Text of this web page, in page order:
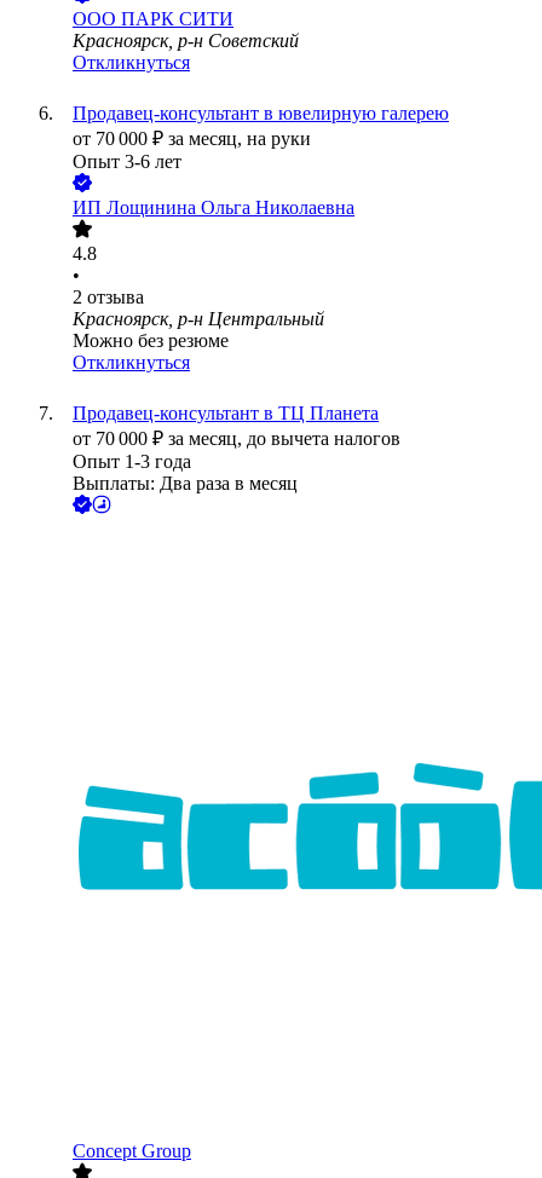
ООО ПАРК СИТИ
Красноярск, р-н Советский
Откликнуться
Продавец-консультант в ювелирную галерею
от 70 000 ₽ за месяц, на руки
Опыт 3-6 лет
ИП Лощинина Ольга Николаевна
4.8
•
2 отзыва
Красноярск, р-н Центральный
Можно без резюме
Откликнуться
Продавец-консультант в ТЦ Планета
от 70 000 ₽ за месяц, до вычета налогов
Опыт 1-3 года
Выплаты: Два раза в месяц
Concept Group